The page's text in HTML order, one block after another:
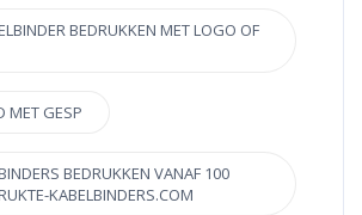
BEDRUKKEN MET LOGO OF
MET GESP
BEDRUKKEN VANAF 100
KABELBINDERS.COM